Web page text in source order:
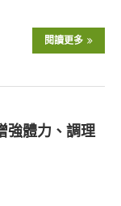
閱讀更多
強體力、調理